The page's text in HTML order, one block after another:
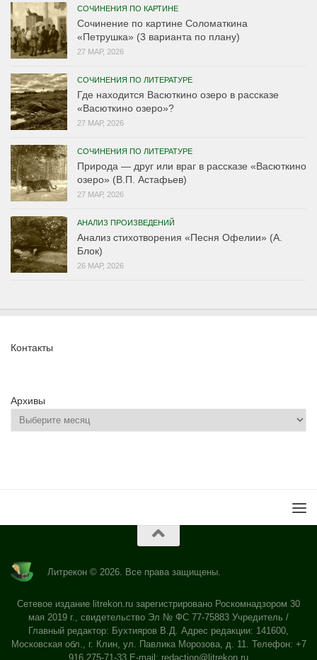
СОЧИНЕНИЯ ПО КАРТИНЕ
Сочинение по картине Соломаткина
«Петрушка» (3 варианта по плану)
27 МАР, 2026
СОЧИНЕНИЯ ПО ЛИТЕРАТУРЕ
Где находится Васюткино озеро в рассказе
«Васюткино озеро»?
27 МАР, 2026
СОЧИНЕНИЯ ПО ЛИТЕРАТУРЕ
Природа — друг или враг в рассказе «Васюткино
озеро» (В.П. Астафьев)
27 МАР, 2026
АНАЛИЗ ПРОИЗВЕДЕНИЙ
Анализ стихотворения «Песня Офелии» (А.
Блок)
26 МАР, 2026
Контакты
Архивы
Литрекон © 2026. Все права защищены.
Сетевое издание litrekon.ru зарегистрировано Роскомнадзором 30
мая 2019 г., свидетельство Эл № ФС 77-75883 Учредитель /
Главный редактор: Бухтияров В.Д. Адрес редакции: 141600,
Московская обл., г. Клин, ул. Павлика Морозова, д. 11. Телефон: +7
916 275-71-33 E-mail: redaction@litrekon.ru